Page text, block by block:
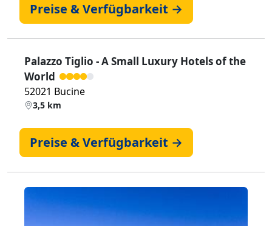
Preise & Verfügbarkeit →
Palazzo Tiglio - A Small Luxury Hotels of the
World
52021 Bucine
3,5 km
Preise & Verfügbarkeit →